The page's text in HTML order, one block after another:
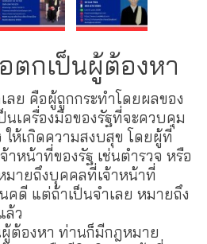
ตกเป็นผู้ต้องหา
คือผู้ถูกกระทำโดยผลของ
เครื่องมือของรัฐที่จะควบคุม
ให้เกิดความสงบสุข โดยผู้ที่
หน้าที่ของรัฐ เช่นตำรวจ หรือ
มายถึงบุคคลที่เจ้าหน้าที่
คดี แต่ถ้าเป็นจำเลย หมายถึง
ล้ว
งหา ท่านก็มีกฎหมาย